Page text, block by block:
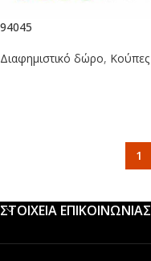
94045
Διαφημιστικό δώρο, Κούπες
1
ΣΤΟΙΧΕΙΑ ΕΠΙΚΟΙΝΩΝΙΑΣ